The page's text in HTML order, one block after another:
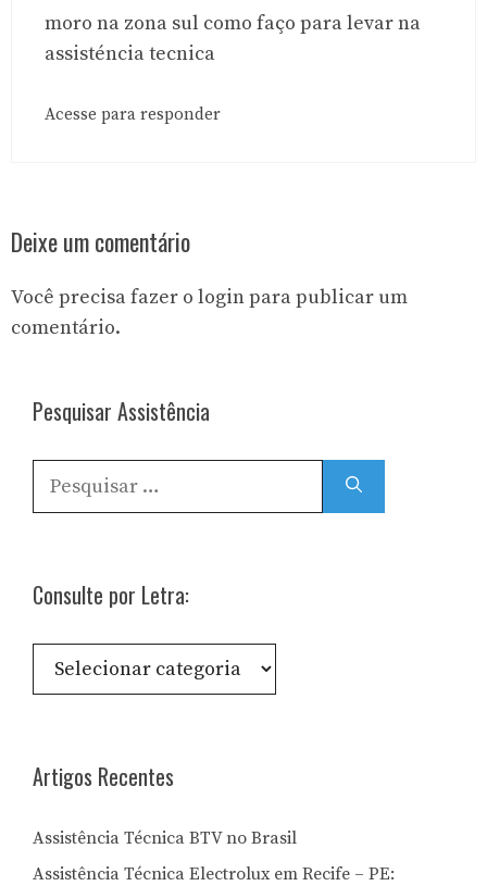
moro na zona sul como faço para levar na
assisténcia tecnica
Acesse para responder
Deixe um comentário
Você precisa fazer o loginpara publicar um
comentário.
Pesquisar Assistência
por:
Consulte por Letra:
Consulte
por
Artigos Recentes
Assistência Técnica BTV no Brasil
Assistência Técnica Electrolux em Recife – PE: